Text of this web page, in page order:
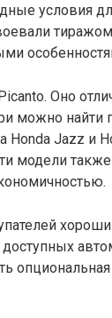
условия
Оно
можно найти
Jazz и
модели